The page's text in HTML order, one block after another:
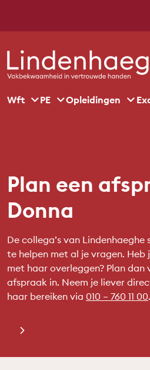
Wft PE Opleidingen
Plan een
Donna
De collega’s van
te helpen met al je vragen.
met haar overleggen? Plan
afspraak in. Neem je liever
haar bereiken via 010 – 760 11 00.